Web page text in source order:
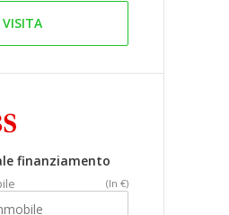
VISITA
finanziamento
(In €)